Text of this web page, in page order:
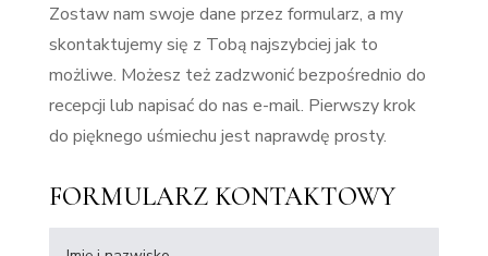
Zostaw nam swoje dane przez formularz, a my
skontaktujemy się z Tobą najszybciej jak to
możliwe. Możesz też zadzwonić bezpośrednio do
recepcji lub napisać do nas e-mail. Pierwszy krok
do pięknego uśmiechu jest naprawdę prosty.
FORMULARZ KONTAKTOWY